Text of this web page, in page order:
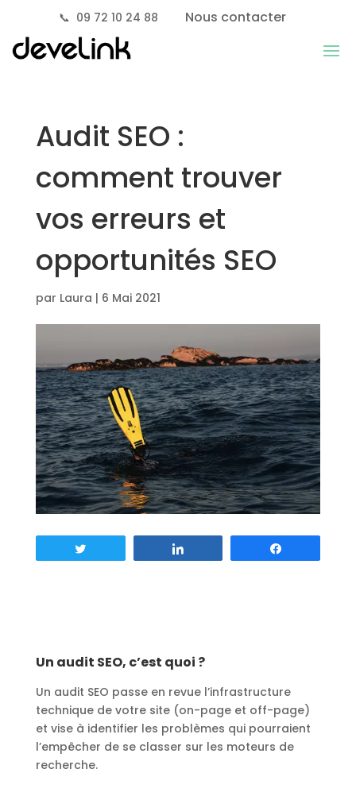
📞 09 72 10 24 88 Nous contacter
Audit SEO :
comment trouver
vos erreurs et
opportunités SEO
par Laura | 6 Mai 2021
Un audit SEO, c’est quoi ?
Un audit SEO passe en revue l’infrastructure
technique de votre site (on-page et off-page)
et vise à identifier les problèmes qui pourraient
l’empêcher de se classer sur les moteurs de
recherche.